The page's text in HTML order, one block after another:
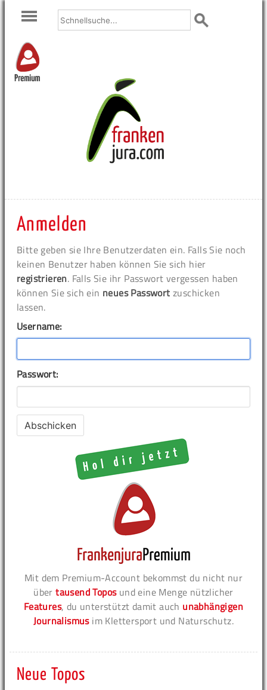
Premium
Anmelden
Bitte geben sie Ihre Benutzerdaten ein. Falls Sie noch
keinen Benutzer haben können Sie sich hier
registrieren. Falls Sie ihr Passwort vergessen haben
können Sie sich ein neues Passwort zuschicken
lassen.
Username:
Passwort:
Mit dem Premium-Account bekommst du nicht nur
übertausend Toposund eine Menge nützlicher
Features, du unterstützt damit auch unabhängigen
Journalismusim Klettersport und Naturschutz.
Neue Topos